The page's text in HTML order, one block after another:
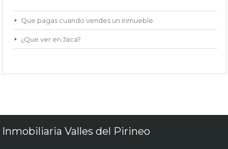
Que pagas cuando vendes un inmueble.
¿Que ver en Jaca?
Inmobiliaria Valles del Pirineo